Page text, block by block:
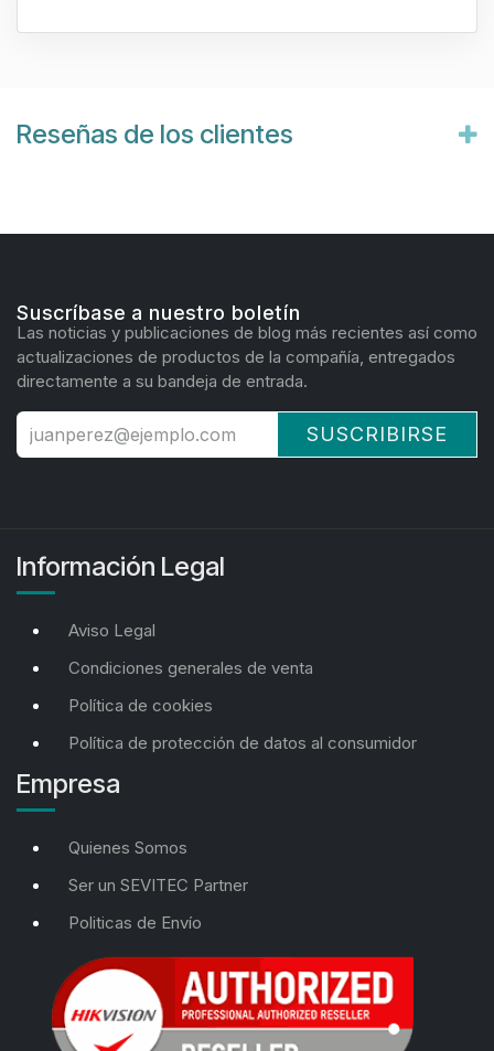
Reseñas de los clientes
Suscríbase a nuestro boletín
Las noticias y publicaciones de blog más recientes así como
actualizaciones de productos de la compañía, entregados
directamente a su bandeja de entrada.
SUSCRIBIRSE
Información Legal
Aviso Legal
Condiciones generales de venta
Política de cookies
Política de protección de datos al consumidor
Empresa
Quienes Somos
Ser un SEVITEC Partner
Politicas de Envío